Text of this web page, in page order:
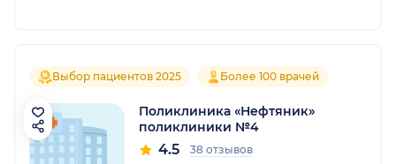
Выбор пациентов 2025 Более 100 врачей
Поликлиника «Нефтяник»
поликлиники №4
4.5 38 отзывов